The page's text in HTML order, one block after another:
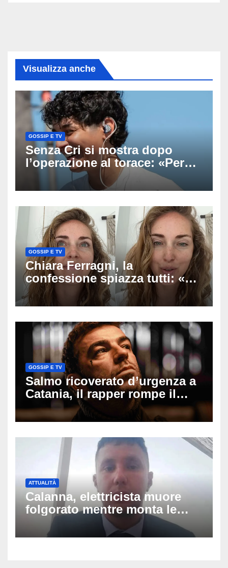
Visualizza anche
GOSSIP E TV
Senza Cri si mostra dopo
l’operazione al torace: «Per
anni mi sentivo in trappola», il
racconto sul difficile percorso
GOSSIP E TV
Chiara Ferragni, la
confessione spiazza tutti: «Un
mio ex voleva che mi rifacessi
il seno». Poi svela i ritocchi di
GOSSIP E TV
Salmo ricoverato d’urgenza a
Catania, il rapper rompe il
silenzio dopo la notte in
ospedale: come sta e cosa
ATTUALITÀ
Calanna, elettricista muore
folgorato mentre monta le
luminarie della festa: chi era
Fabio Calabrò e cosa è